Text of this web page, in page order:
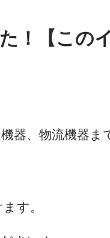
！【この
器、物流機器ま
す。